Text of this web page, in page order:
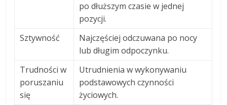
po dłuższym czasie w jednej
pozycji.
Sztywność
Najczęściej odczuwana po nocy
lub długim odpoczynku.
Trudności w
poruszaniu
się
Utrudnienia w wykonywaniu
podstawowych czynności
życiowych.